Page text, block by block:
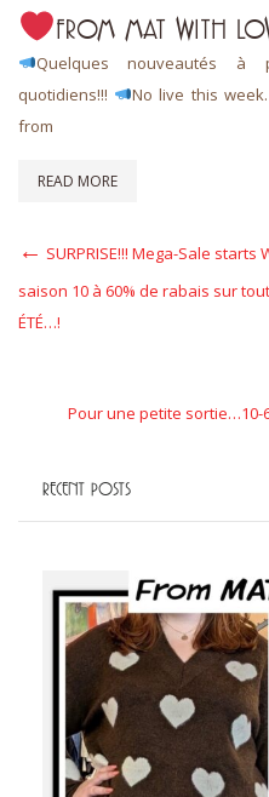
FROM MAT WITH
Quelques nouveautés à
quotidiens!!!
No live this
from
READ MORE
Post
navigation
SURPRISE!!! Mega-Sale starts
saison 10 à 60% de rabais sur
ÉTÉ…!
Pour une petite sortie…10-
RECENT POSTS